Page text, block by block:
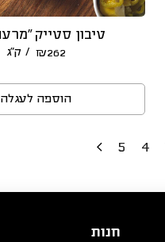
טיבון סטייק
₪262 / ק״ג
הוספה לעגלה
4
5
חנות